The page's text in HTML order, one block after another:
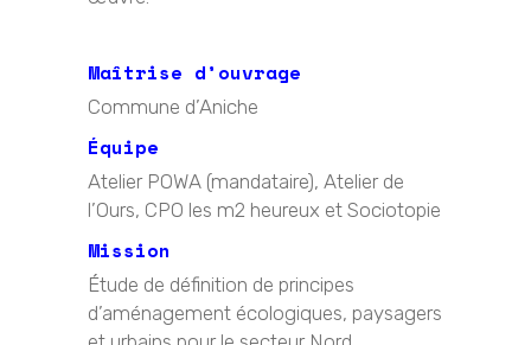
Maîtrise d’ouvrage
Commune d’Aniche
Équipe
Atelier POWA (mandataire), Atelier de
l’Ours, CPO les m2 heureux et Sociotopie
Mission
Étude de définition de principes
d’aménagement écologiques, paysagers